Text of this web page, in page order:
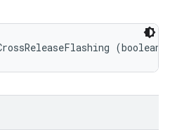
(boolean